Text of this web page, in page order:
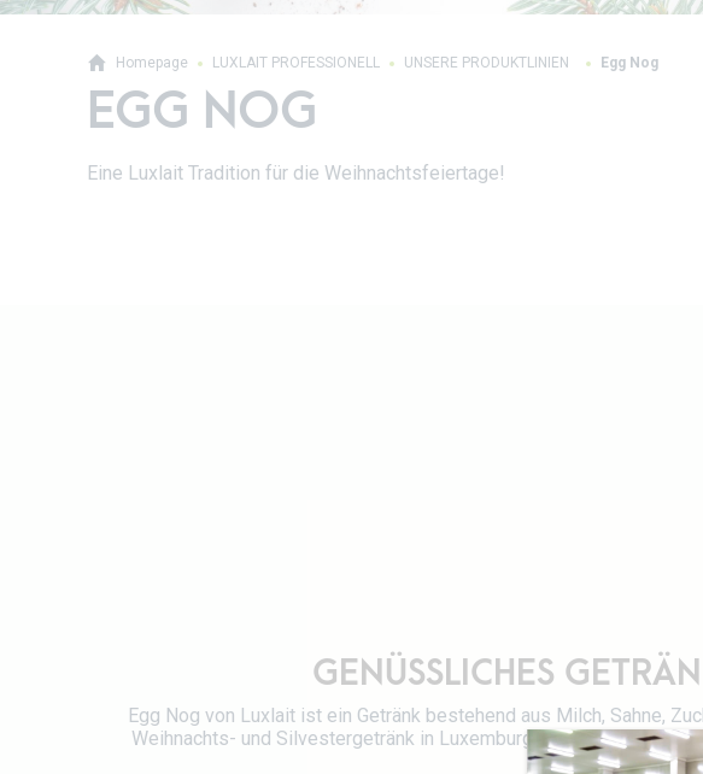
Homepage LUXLAIT PROFESSIONELL UNSERE PRODUKTLINIEN Egg Nog
EGG NOG
Eine Luxlait Tradition für die Weihnachtsfeiertage!
GENÜSSLICHES
Egg Nog von Luxlait ist ein Getränk bestehend aus Milch, Sahne,
Weihnachts- und Silvestergetränk in Luxemburg und auf der